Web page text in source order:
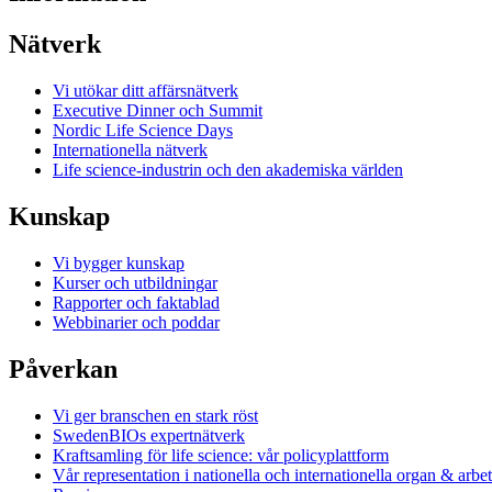
Nätverk
Vi utökar ditt affärsnätverk
Executive Dinner och Summit
Nordic Life Science Days
Internationella nätverk
Life science-industrin och den akademiska världen
Kunskap
Vi bygger kunskap
Kurser och utbildningar
Rapporter och faktablad
Webbinarier och poddar
Påverkan
Vi ger branschen en stark röst
SwedenBIOs expertnätverk
Kraftsamling för life science: vår policyplattform
Vår representation i nationella och internationella organ &